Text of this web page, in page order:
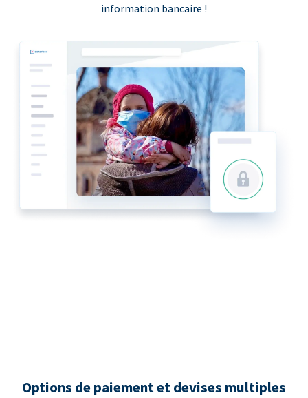
information bancaire !
Options de paiement et devises multiples